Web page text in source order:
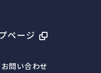
ページ
お問い合わせ